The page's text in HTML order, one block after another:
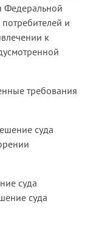
Федеральной
и
к
требования
суда
суда
суда